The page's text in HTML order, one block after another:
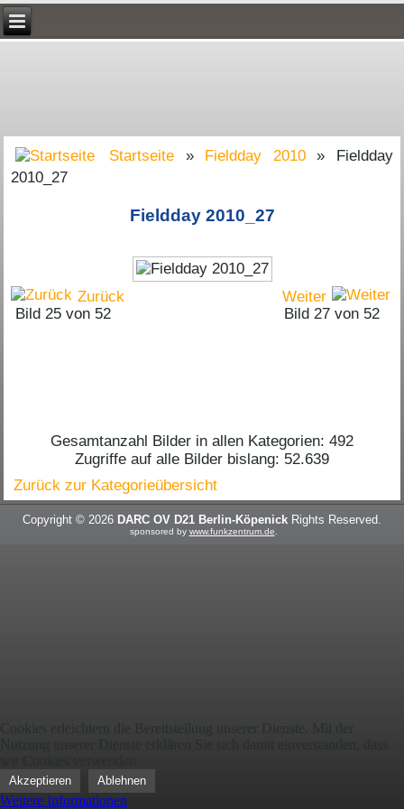
Startseite » Fieldday 2010» Fieldday
2010_27
Fieldday 2010_27
Zurück
Bild 25 von 52
Weiter
Bild 27 von 52
Gesamtanzahl Bilder in allen Kategorien: 492
Zugriffe auf alle Bilder bislang: 52.639
Zurück zur Kategorieübersicht
Copyright © 2026 DARC OV D21 Berlin-Köpenick Rights Reserved.
sponsored by www.funkzentrum.de
Cookies erleichtern die Bereitstellung unserer Dienste. Mit der
Akzeptieren Ablehnen
Weitere Informationen